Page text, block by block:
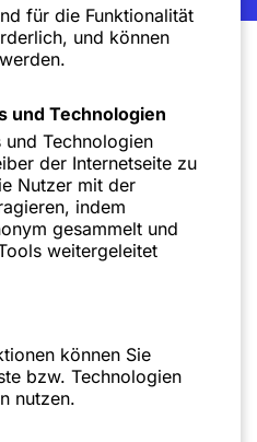
für die Funktionalität
und können
und Technologien
Technologien
der Internetseite zu
Nutzer mit der
indem
gesammelt und
weitergeleitet
können Sie
bzw. Technologien
nutzen.